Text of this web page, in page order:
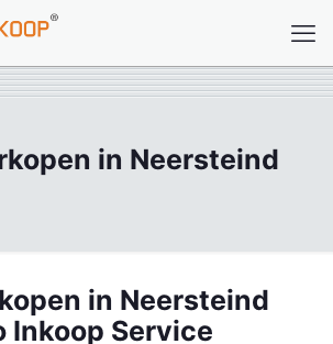
in Neersteind
in Neersteind
Inkoop Service